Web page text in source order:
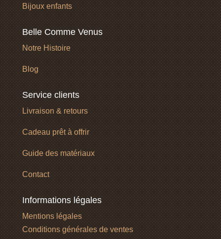
Bijoux enfants
Belle Comme Venus
Notre Histoire
Blog
Service clients
Livraison & retours
Cadeau prêt à offrir
Guide des matériaux
Contact
Informations légales
Mentions légales
Conditions générales de ventes